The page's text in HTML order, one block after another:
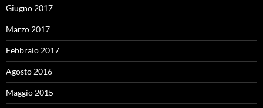
Giugno 2017
Marzo 2017
Febbraio 2017
Agosto 2016
Maggio 2015